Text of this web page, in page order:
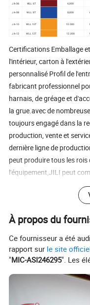
JA-06 WLL 6T 6,000
JA-08 WLL.8T 8,000
JA-10 WLL 10T 10.000
JA-12 WLL 12T 12,000
Certifications Emballage
l'intérieur, carton à
personnalisé Profil de
fabricant professionnel
harnais, de gréage et
la grue.avec de
toujours engagé dans la
production, vente et
dernière ligne de
peut produire tous les
l'équipement,JILI peut
tissage, teinture,
a l'équipement de
Notre société a fabriqué
élingues de levage, des
des sangles de
des crochets, des
l'alimentation électrique,
chimie, la réparation de
À propos du
Ce fournisseur a été
rapport sur le site
"MIC-ASI246295". Les